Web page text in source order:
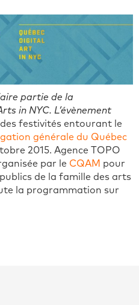
partie de la
in NYC. L’évènement
festivités entourant le
générale du Québec
2015. Agence TOPO
par le CQAM pour
de la famille des arts
la programmation sur